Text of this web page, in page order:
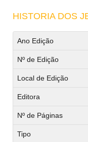
HISTORIA DOS
Ano Edição
Nº de Edição
Local de Edição
Editora
Nº de Páginas
Tipo